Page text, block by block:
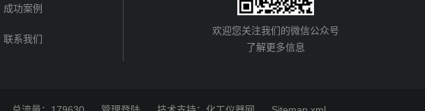
成功案例
联系我们
欢迎您关注我们的微信公众号
了解更多信息